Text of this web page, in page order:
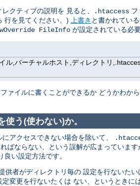
レクティブの説明を 見ると、 .htaccess フ
行を見てください。)
上書き と書かれてい
FileInfo が設定されている必
ル,バーチャルホスト,ディレクトリ
ファイルに書くことができるか どうかわか
う(使わない)か。
アクセスできない場合を除いて、
ばならない、という誤解が広まっていま
い設定方法です。
供者がディレクトリ毎の 設定を行ないた
変更を行ないたくは ない、というときに